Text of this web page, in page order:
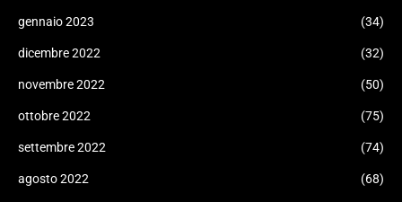
gennaio 2023 (34)
dicembre 2022 (32)
novembre 2022 (50)
ottobre 2022 (75)
settembre 2022 (74)
agosto 2022 (68)